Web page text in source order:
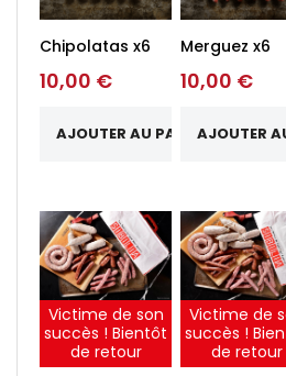
Chipolatas x6
10,00 €
AJOUTER AU PANIER
Merguez x6
10,00 €
AJOUTER
Victime de son
succès ! Bientôt
de retour
Victime de
succès !
de retour